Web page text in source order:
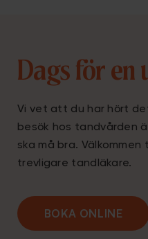
Dags för en
Vi vet att du har hört
besök hos tandvården
ska må bra.
trevligare tandläkare.
BOKA ONLINE